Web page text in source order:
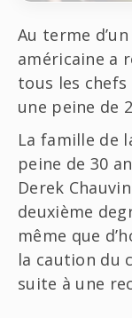
Au terme
américaine a
tous les chefs
une peine de
La famille de
peine de 30
Derek
deuxième
même que
la caution du
suite à une